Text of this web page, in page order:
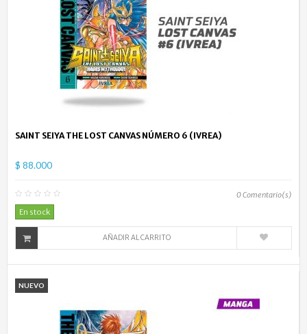
SAINT SEIYA THE LOST CANVAS NÚMERO 6 (IVREA)
$ 88.000
0Comentario(s)
En stock
AÑADIR AL CARRITO
NUEVO